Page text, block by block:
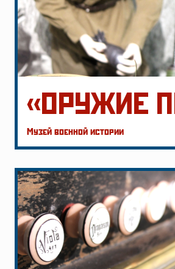
«ОРУЖИЕ
Музей военной истории